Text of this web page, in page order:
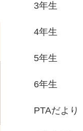
3年生
4年生
5年生
6年生
PTAだより